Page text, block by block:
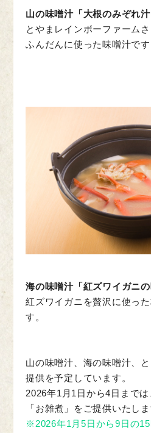
山の味噌汁「大根のみぞれ汁
とやまレインボーファーム
ふんだんに使った味噌汁です
海の味噌汁「紅ズワイガニの
紅ズワイガニを贅沢に使っ
す。
山の味噌汁、海の味噌汁、
提供を予定しています。
2026年1月1日から4日まで
「お雑煮」をご提供いたしま
※2026年1月5日から9日の